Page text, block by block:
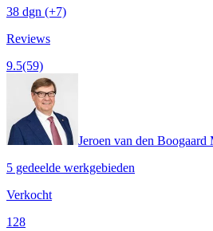
38 dgn (+7)
Reviews
9.5(59)
Jeroen van den Boogaard
5 gedeelde werkgebieden
Verkocht
128